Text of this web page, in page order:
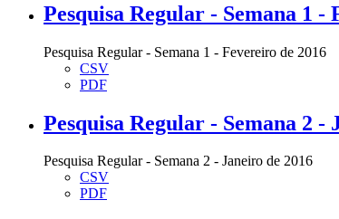
Pesquisa Regular - Semana 1 -
Pesquisa Regular - Semana 1 - Fevereiro de 2016
CSV
PDF
Pesquisa Regular - Semana 2 -
Pesquisa Regular - Semana 2 - Janeiro de 2016
CSV
PDF